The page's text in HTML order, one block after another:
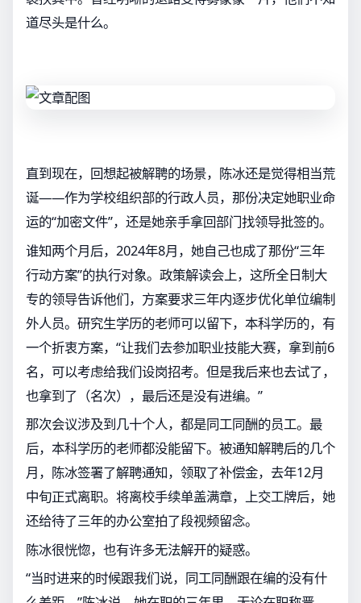
道尽头是什么。
直到现在，回想起被解聘的场景，陈冰还是觉得相当荒
诞——作为学校组织部的行政人员，那份决定她职业命
运的“加密文件”，还是她亲手拿回部门找领导批签的。
谁知两个月后，2024年8月，她自己也成了那份“三年
行动方案”的执行对象。政策解读会上，这所全日制大
专的领导告诉他们，方案要求三年内逐步优化单位编制
外人员。研究生学历的老师可以留下，本科学历的，有
一个折衷方案，“让我们去参加职业技能大赛，拿到前6
名，可以考虑给我们设岗招考。但是我后来也去试了，
也拿到了（名次），最后还是没有进编。”
那次会议涉及到几十个人，都是同工同酬的员工。最
后，本科学历的老师都没能留下。被通知解聘后的几个
月，陈冰签署了解聘通知，领取了补偿金，去年12月
中旬正式离职。将离校手续单盖满章，上交工牌后，她
还给待了三年的办公室拍了段视频留念。
陈冰很恍惚，也有许多无法解开的疑惑。
“当时进来的时候跟我们说，同工同酬跟在编的没有什